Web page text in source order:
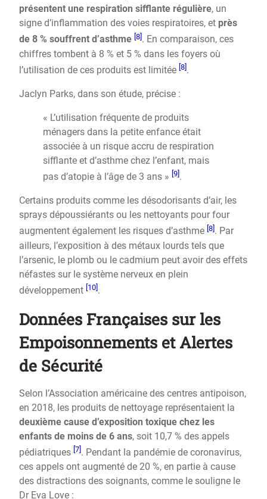
présentent une respiration sifflante régulière, un
signe d’inflammation des voies respiratoires, et près
de 8 % souffrent d’asthme [8]. En comparaison, ces
chiffres tombent à 8 % et 5 % dans les foyers où
l’utilisation de ces produits est limitée [8].
Jaclyn Parks, dans son étude, précise :
« L’utilisation fréquente de produits
ménagers dans la petite enfance était
associée à un risque accru de respiration
sifflante et d’asthme chez l’enfant, mais
pas d’atopie à l’âge de 3 ans » [9] .
Certains produits comme les désodorisants d’air, les
sprays dépoussiérants ou les nettoyants pour four
augmentent également les risques d’asthme [8]. Par
ailleurs, l’exposition à des métaux lourds tels que
l’arsenic, le plomb ou le cadmium peut avoir des effets
néfastes sur le système nerveux en plein
développement [10].
Données Françaises sur les
Empoisonnements et Alertes
de Sécurité
Selon l’Association américaine des centres antipoison,
en 2018, les produits de nettoyage représentaient la
deuxième cause d’exposition toxique chez les
enfants de moins de 6 ans, soit 10,7 % des appels
pédiatriques [7] . Pendant la pandémie de coronavirus,
ces appels ont augmenté de 20 %, en partie à cause
des distractions des soignants, comme le souligne le
Dr Eva Love :